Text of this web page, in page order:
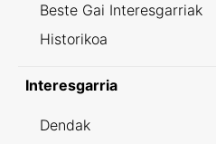
Beste Gai Interesgarriak
Historikoa
Interesgarria
Dendak